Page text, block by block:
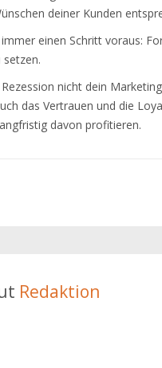
deiner Kunden
einen Schritt voraus:
nicht dein
das Vertrauen und die
davon profitieren.
Redaktion